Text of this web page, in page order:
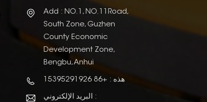
Add : NO.1, NO.11Road,
South Zone, Guzhen
County Economic
Development Zone,
Bengbu, Anhui
هذه : +86 15395291926
البريد الإلكتروني :